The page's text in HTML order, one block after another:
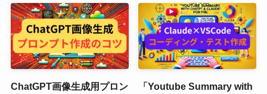
ChatGPT画像生成用プロン
「Youtube Summary with